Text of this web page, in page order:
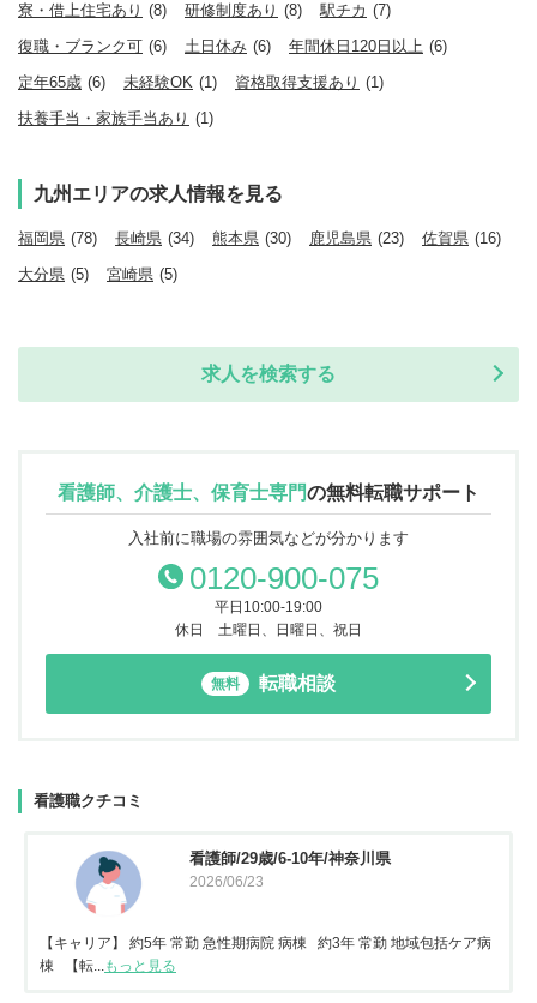
寮・借上住宅あり (8) 研修制度あり (8) 駅チカ (7)
復職・ブランク可 (6) 土日休み (6) 年間休日120日以上 (6)
定年65歳 (6) 未経験OK (1) 資格取得支援あり (1)
扶養手当・家族手当あり (1)
九州エリアの求人情報を見る
福岡県 (78) 長崎県 (34) 熊本県 (30) 鹿児島県 (23) 佐賀県 (16)
大分県 (5) 宮崎県 (5)
求人を検索する
看護師、介護士、保育士専門の無料転職サポート
入社前に職場の雰囲気などが分かります
0120-900-075
平日10:00-19:00
休日 土曜日、日曜日、祝日
無料 転職相談
看護職クチコミ
看護師/29歳/6-10年/神奈川県
2026/06/23
【キャリア】 約5年 常勤 急性期病院 病棟 約3年 常勤 地域包括ケア病
棟 【転...もっと見る